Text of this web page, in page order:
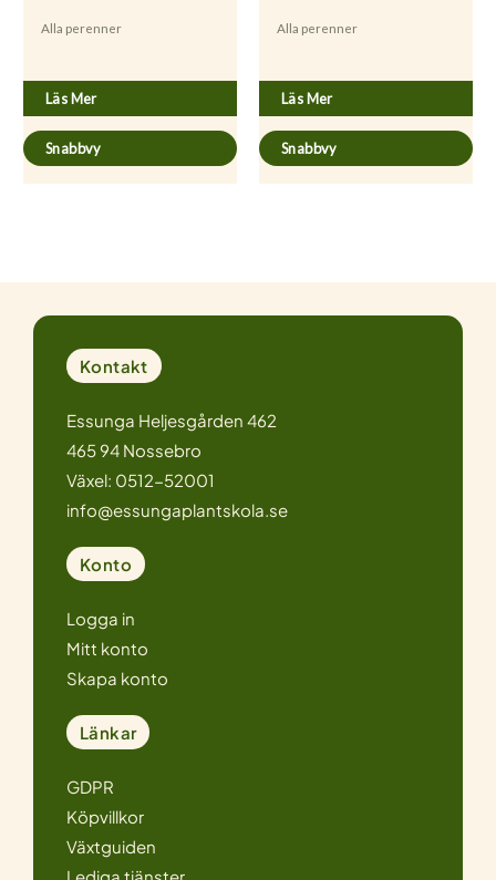
Alla perenner
Läs Mer
Snabbvy
Alla perenner
Läs Mer
Snabbvy
Kontakt
Essunga Heljesgården 462
465 94 Nossebro
Växel: 0512-52001
info@essungaplantskola.se
Konto
Logga in
Mitt konto
Skapa konto
Länkar
GDPR
Köpvillkor
Växtguiden